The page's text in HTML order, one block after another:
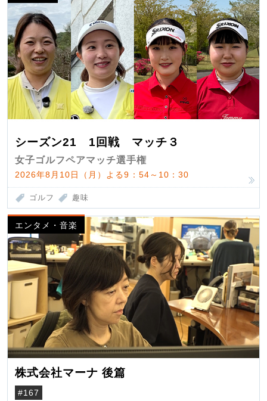
シーズン21 1回戦 マッチ３
女子ゴルフペアマッチ選手権
2026年8月10日（月）よる9：54～10：30
ゴルフ 趣味
エンタメ・音楽
株式会社マーナ 後篇
#167